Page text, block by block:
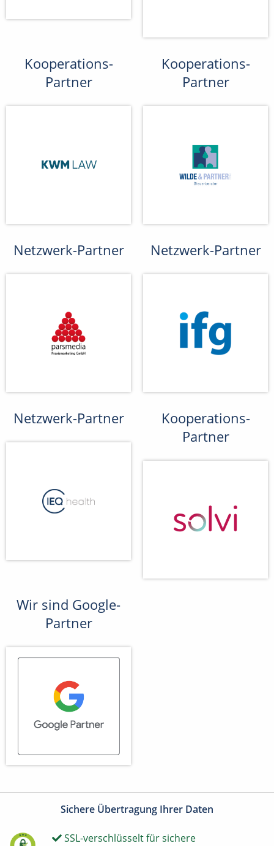
Kooperations-
Partner
Kooperations-
Partner
Netzwerk-Partner Netzwerk-Partner
Netzwerk-Partner
Kooperations-
Partner
Wir sind Google-
Partner
Sichere Übertragung Ihrer Daten
SSL-verschlüsselt für sichere